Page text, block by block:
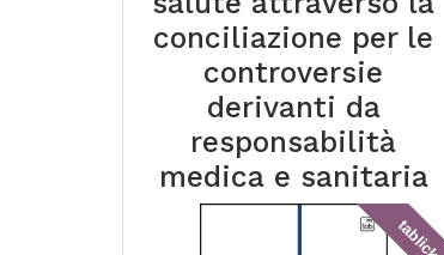
conciliazione per le
controversie
derivanti da
responsabilità
medica e sanitaria
tablick